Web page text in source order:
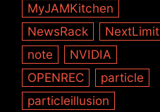
MyJAMKitchen
NewsRack
NextLimit
note
NVIDIA
OPENREC
particle
particleillusion